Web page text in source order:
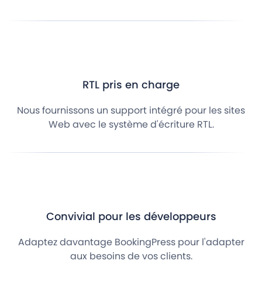
RTL pris en charge
Nous fournissons un support intégré pour les sites
Web avec le système d'écriture RTL.
Convivial pour les développeurs
Adaptez davantage BookingPress pour l'adapter
aux besoins de vos clients.